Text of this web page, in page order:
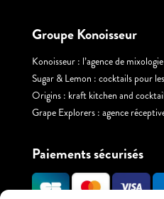
Groupe Konoisseur
Konoisseur : l’agence de mixologie
Sugar & Lemon : cocktails pour
Origins : kraft kitchen and
Grape Explorers : agence
Paiements sécurisés